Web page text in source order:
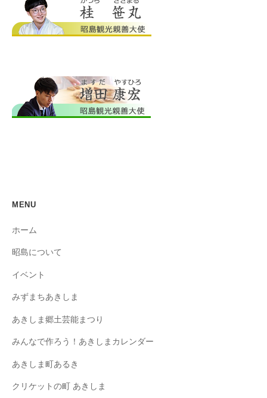
MENU
ホーム
昭島について
イベント
みずまちあきしま
あきしま郷土芸能まつり
みんなで作ろう！あきしまカレンダー
あきしま町あるき
クリケットの町 あきしま